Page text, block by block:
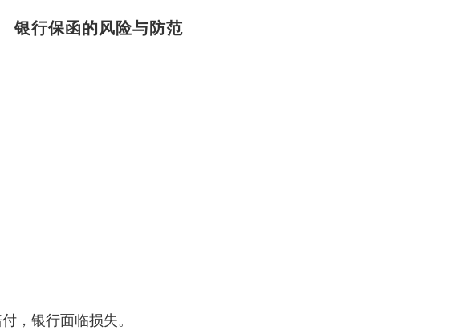
银行保函的风险与防范
，银行面临损失。